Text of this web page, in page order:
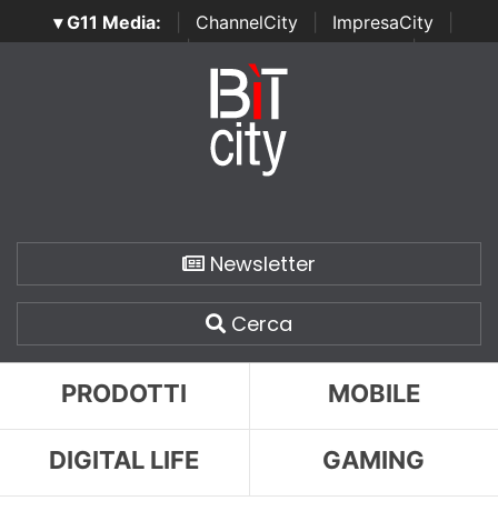
▾ G11 Media: ChannelCity ImpresaCity
SecurityOpenLab | Italian Channel Awards | Italian
Italian Security Awards
Newsletter
Cerca
PRODOTTI MOBILE
DIGITAL LIFE GAMING